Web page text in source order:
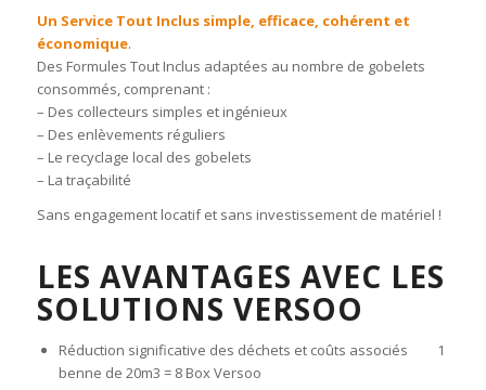
Un Service Tout Inclus simple, efficace, cohérent et
économique.
Des Formules Tout Inclus adaptées au nombre de gobelets
consommés, comprenant :
– Des collecteurs simples et ingénieux
– Des enlèvements réguliers
– Le recyclage local des gobelets
– La traçabilité
Sans engagement locatif et sans investissement de matériel !
LES AVANTAGES AVEC LES
SOLUTIONS VERSOO
Réduction significative des déchets et coûts associés 1
benne de 20m3 = 8 Box Versoo